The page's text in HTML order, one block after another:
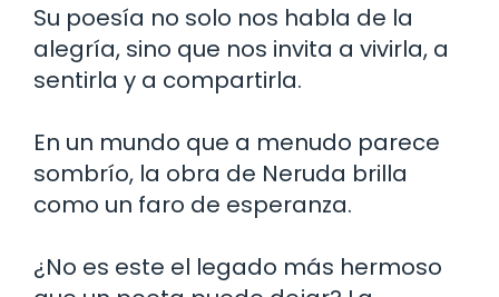
Su poesía no solo nos habla de la
alegría, sino que nos invita a vivirla, a
sentirla y a compartirla.
En un mundo que a menudo parece
sombrío, la obra de Neruda brilla
como un faro de esperanza.
¿No es este el legado más hermoso